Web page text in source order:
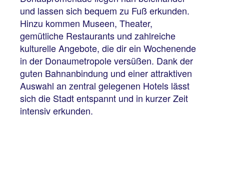
und lassen sich bequem zu Fuß erkunden.
Hinzu kommen Museen, Theater,
gemütliche Restaurants und zahlreiche
kulturelle Angebote, die dir ein Wochenende
in der Donaumetropole versüßen. Dank der
guten Bahnanbindung und einer attraktiven
Auswahl an zentral gelegenen Hotels lässt
sich die Stadt entspannt und in kurzer Zeit
intensiv erkunden.